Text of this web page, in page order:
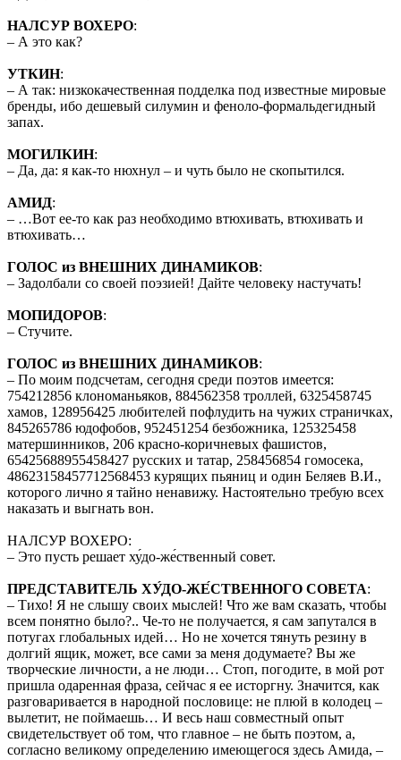
НАЛСУР ВОХЕРО:
– А это как?
УТКИН:
– А так: низкокачественная подделка под известные мировые
бренды, ибо дешевый силумин и феноло-формальдегидный
запах.
МОГИЛКИН:
– Да, да: я как-то нюхнул – и чуть было не скопытился.
АМИД:
– …Вот ее-то как раз необходимо втюхивать, втюхивать и
втюхивать…
ГОЛОС из ВНЕШНИХ ДИНАМИКОВ:
– Задолбали со своей поэзией! Дайте человеку настучать!
МОПИДОРОВ:
– Стучите.
ГОЛОС из ВНЕШНИХ ДИНАМИКОВ:
– По моим подсчетам, сегодня среди поэтов имеется:
754212856 клономаньяков, 884562358 троллей, 6325458745
хамов, 128956425 любителей пофлудить на чужих страничках,
845265786 юдофобов, 952451254 безбожника, 125325458
матершинников, 206 красно-коричневых фашистов,
65425688955458427 русских и татар, 258456854 гомосека,
48623158457712568453 курящих пьяниц и один Беляев В.И.,
которого лично я тайно ненавижу. Настоятельно требую всех
наказать и выгнать вон.
НАЛСУР ВОХЕРО:
– Это пусть решает ху́до-же́ственный совет.
ПРЕДСТАВИТЕЛЬ ХУ́ДО-ЖЕ́СТВЕННОГО СОВЕТА:
– Тихо! Я не слышу своих мыслей! Что же вам сказать, чтобы
всем понятно было?.. Че-то не получается, я сам запутался в
потугах глобальных идей… Но не хочется тянуть резину в
долгий ящик, может, все сами за меня додумаете? Вы же
творческие личности, а не люди… Стоп, погодите, в мой рот
пришла одаренная фраза, сейчас я ее исторгну. Значится, как
разговаривается в народной пословице: не плюй в колодец –
вылетит, не поймаешь… И весь наш совместный опыт
свидетельствует об том, что главное – не быть поэтом, а,
согласно великому определению имеющегося здесь Амида, –